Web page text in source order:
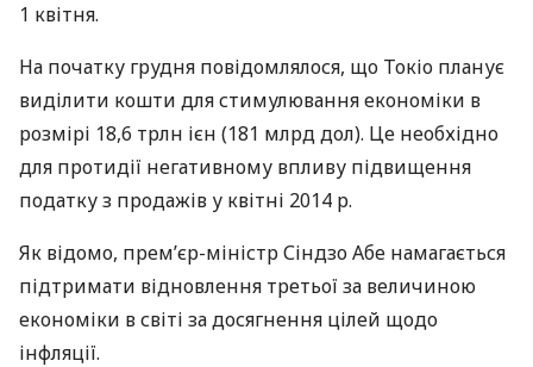
1 квітня.
На початку грудня повідомлялося, що Токіо планує
виділити кошти для стимулювання економіки в
розмірі 18,6 трлн ієн (181 млрд дол). Це необхідно
для протидії негативному впливу підвищення
податку з продажів у квітні 2014 р.
Як відомо, прем’єр-міністр Сіндзо Абе намагається
підтримати відновлення третьої за величиною
економіки в світі за досягнення цілей щодо
інфляції.